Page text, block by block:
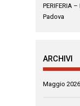
PERIFERIA
Padova
ARCHIVI
Maggio 2026